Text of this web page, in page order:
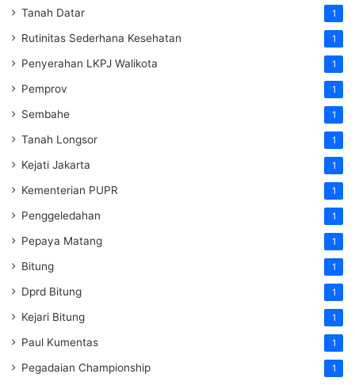
Tanah Datar 1
Rutinitas Sederhana Kesehatan 1
Penyerahan LKPJ Walikota 1
Pemprov 1
Sembahe 1
Tanah Longsor 1
Kejati Jakarta 1
Kementerian PUPR 1
Penggeledahan 1
Pepaya Matang 1
Bitung 1
Dprd Bitung 1
Kejari Bitung 1
Paul Kumentas 1
Pegadaian Championship 1